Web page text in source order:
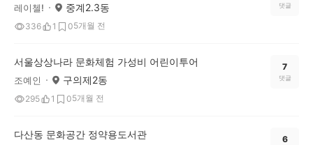
레이첼! 중계2.3동
336 1 05개월 전
댓글
서울상상나라 문화체험 가성비 어린이투어
조예인 구의제2동
295 1 05개월 전
7
댓글
다산동 문화공간 정약용도서관 6